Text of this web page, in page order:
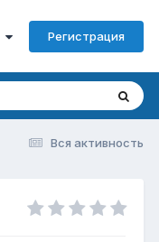
Регистрация
Вся активность